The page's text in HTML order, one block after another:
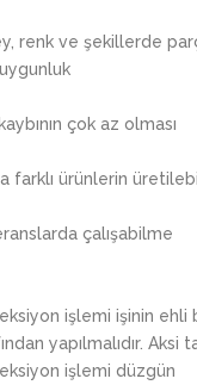
renk ve şekillerde
çok az olması
farklı ürünlerin
çalışabilme
işlemi işinin ehli
yapılmalıdır. Aksi
işlemi düzgün